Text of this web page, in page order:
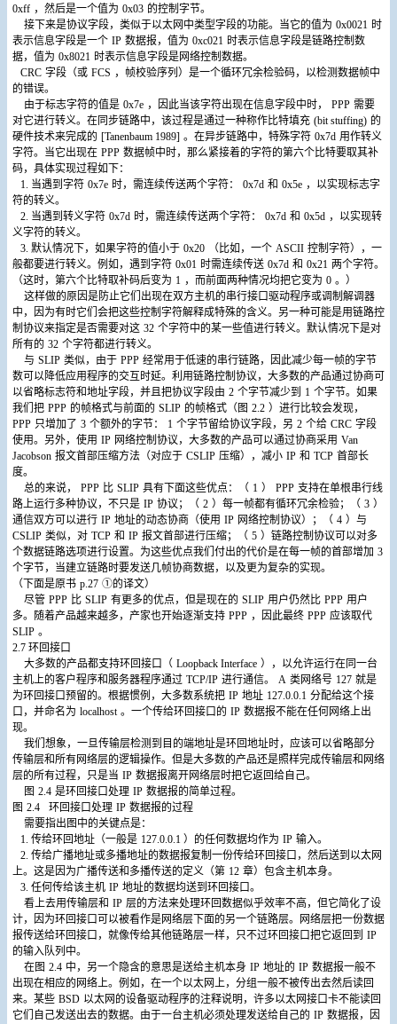
0xff ，然后是一个值为 0x03 的控制字节。
接下来是协议字段，类似于以太网中类型字段的功能。当它的值为 0x0021 时
表示信息字段是一个 IP 数据报，值为 0xc021 时表示信息字段是链路控制数
据，值为 0x8021 时表示信息字段是网络控制数据。
CRC 字段（或 FCS ，帧校验序列）是一个循环冗余检验码，以检测数据帧中
的错误。
由于标志字符的值是 0x7e ，因此当该字符出现在信息字段中时， PPP 需要
对它进行转义。在同步链路中，该过程是通过一种称作比特填充 (bit stuffing) 的
硬件技术来完成的 [Tanenbaum 1989] 。在异步链路中，特殊字符 0x7d 用作转义
字符。当它出现在 PPP 数据帧中时，那么紧接着的字符的第六个比特要取其补
码，具体实现过程如下：
1. 当遇到字符 0x7e 时，需连续传送两个字符： 0x7d 和 0x5e ，以实现标志字
符的转义。
2. 当遇到转义字符 0x7d 时，需连续传送两个字符： 0x7d 和 0x5d ，以实现转
义字符的转义。
3. 默认情况下，如果字符的值小于 0x20 （比如，一个 ASCII 控制字符），一
般都要进行转义。例如，遇到字符 0x01 时需连续传送 0x7d 和 0x21 两个字符。
（这时，第六个比特取补码后变为 1 ，而前面两种情况均把它变为 0 。）
这样做的原因是防止它们出现在双方主机的串行接口驱动程序或调制解调器
中，因为有时它们会把这些控制字符解释成特殊的含义。另一种可能是用链路控
制协议来指定是否需要对这 32 个字符中的某一些值进行转义。默认情况下是对
所有的 32 个字符都进行转义。
与 SLIP 类似，由于 PPP 经常用于低速的串行链路，因此减少每一帧的字节
数可以降低应用程序的交互时延。利用链路控制协议，大多数的产品通过协商可
以省略标志符和地址字段，并且把协议字段由 2 个字节减少到 1 个字节。如果
我们把 PPP 的帧格式与前面的 SLIP 的帧格式（图 2.2 ）进行比较会发现，
PPP 只增加了 3 个额外的字节： 1 个字节留给协议字段，另 2 个给 CRC 字段
使用。另外，使用 IP 网络控制协议，大多数的产品可以通过协商采用 Van
Jacobson 报文首部压缩方法（对应于 CSLIP 压缩），减小 IP 和 TCP 首部长
度。
总的来说，
PPP 比 SLIP 具有下面这些优点：（ 1 ） PPP 支持在单根串行线
路上运行多种协议，不只是 IP 协议；（ 2 ）每一帧都有循环冗余检验；（ 3 ）
通信双方可以进行 IP 地址的动态协商（使用 IP 网络控制协议）；（ 4 ）与
CSLIP 类似，对 TCP 和 IP 报文首部进行压缩；（ 5 ）链路控制协议可以对多
个数据链路选项进行设置。为这些优点我们付出的代价是在每一帧的首部增加 3
个字节，当建立链路时要发送几帧协商数据，以及更为复杂的实现。
（下面是原书 p.27 ①的译文）
尽管 PPP 比 SLIP 有更多的优点，但是现在的 SLIP 用户仍然比 PPP 用户
多。随着产品越来越多，产家也开始逐渐支持 PPP ，因此最终 PPP 应该取代
SLIP 。
2.7 环回接口
大多数的产品都支持环回接口（ Loopback Interface ），以允许运行在同一台
主机上的客户程序和服务器程序通过 TCP/IP 进行通信。 A 类网络号 127 就是
为环回接口预留的。根据惯例，大多数系统把 IP 地址 127.0.0.1 分配给这个接
口，并命名为 localhost 。一个传给环回接口的 IP 数据报不能在任何网络上出
现。
我们想象，一旦传输层检测到目的端地址是环回地址时，应该可以省略部分
传输层和所有网络层的逻辑操作。但是大多数的产品还是照样完成传输层和网络
层的所有过程，只是当 IP 数据报离开网络层时把它返回给自己。
图 2.4 是环回接口处理 IP 数据报的简单过程。
图 2.4 环回接口处理 IP 数据报的过程
需要指出图中的关键点是：
1. 传给环回地址（一般是 127.0.0.1 ）的任何数据均作为 IP 输入。
2. 传给广播地址或多播地址的数据报复制一份传给环回接口，然后送到以太网
上。这是因为广播传送和多播传送的定义（第 12 章）包含主机本身。
3. 任何传给该主机 IP 地址的数据均送到环回接口。
看上去用传输层和 IP 层的方法来处理环回数据似乎效率不高，但它简化了设
计，因为环回接口可以被看作是网络层下面的另一个链路层。网络层把一份数据
报传送给环回接口，就像传给其他链路层一样，只不过环回接口把它返回到 IP
的输入队列中。
在图 2.4 中，另一个隐含的意思是送给主机本身 IP 地址的 IP 数据报一般不
出现在相应的网络上。例如，在一个以太网上，分组一般不被传出去然后读回
来。某些 BSD 以太网的设备驱动程序的注释说明，许多以太网接口卡不能读回
它们自己发送出去的数据。由于一台主机必须处理发送给自己的 IP 数据报，因